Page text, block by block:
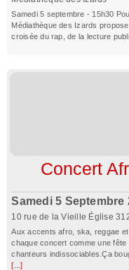
Samedi 5 septembre - 15h30
Médiathèque des Izards
croisée du rap, de la lecture
Concert
Samedi 5 Septembre
10 rue de la Vieille Église
Aux accents afro, ska, reggae
chaque concert comme une
chanteurs indissociables.Ça
[...]